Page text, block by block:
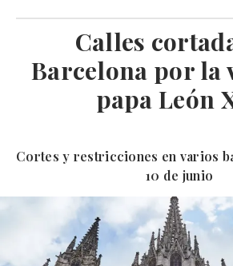
Calles
Barcelona por la
papa León
Cortes y restricciones en varios
10 de junio